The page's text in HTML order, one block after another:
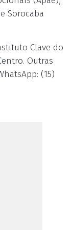
Sorocaba
Clave do
Outras
(15)